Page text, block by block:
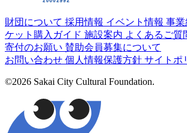
財団について 採用情報 イベント情報 事業
ケット購入ガイド 施設案内 よくあるご質
寄付のお願い 賛助会員募集について
お問い合わせ 個人情報保護方針 サイトポ
©2026 Sakai City Cultural Foundation.